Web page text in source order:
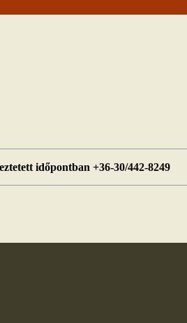
időpontban +36-30/442-8249